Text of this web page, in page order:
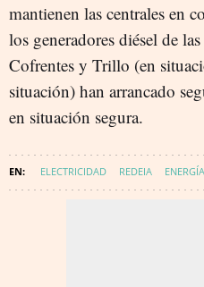
mantienen las centrales en
los generadores diésel de
Cofrentes y Trillo (en
situación) han arrancado
en situación segura.
ELECTRICIDAD REDEIA